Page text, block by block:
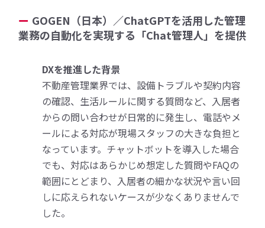
GOGEN（日本）／ChatGPTを活用した管理
業務の自動化を実現する「Chat管理人」を提供
DXを推進した背景
不動産管理業界では、設備トラブルや契約内容
の確認、生活ルールに関する質問など、入居者
からの問い合わせが日常的に発生し、電話やメ
ールによる対応が現場スタッフの大きな負担と
なっています。チャットボットを導入した場合
でも、対応はあらかじめ想定した質問やFAQの
範囲にとどまり、入居者の細かな状況や言い回
しに応えられないケースが少なくありませんで
した。